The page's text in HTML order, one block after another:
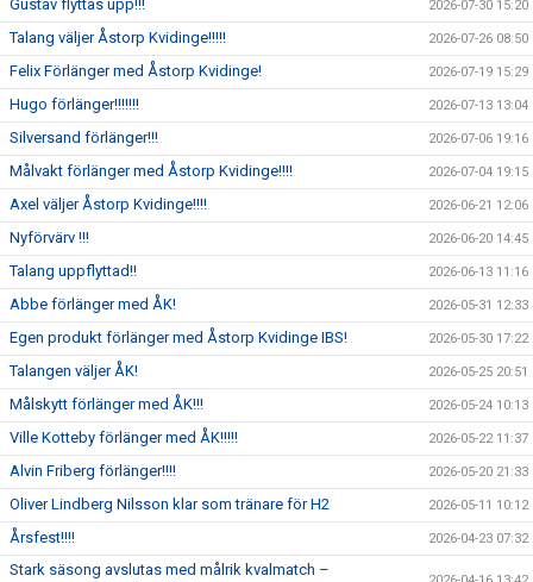
Gustav flyttas upp!!! 2026-07-30 15:20
Talang väljer Åstorp Kvidinge!!!!! 2026-07-26 08:50
Felix Förlänger med Åstorp Kvidinge! 2026-07-19 15:29
Hugo förlänger!!!!!!! 2026-07-13 13:04
Silversand förlänger!!! 2026-07-06 19:16
Målvakt förlänger med Åstorp Kvidinge!!!! 2026-07-04 19:15
Axel väljer Åstorp Kvidinge!!!! 2026-06-21 12:06
Nyförvärv !!! 2026-06-20 14:45
Talang uppflyttad!! 2026-06-13 11:16
Abbe förlänger med ÅK! 2026-05-31 12:33
Egen produkt förlänger med Åstorp Kvidinge IBS! 2026-05-30 17:22
Talangen väljer ÅK! 2026-05-25 20:51
Målskytt förlänger med ÅK!!! 2026-05-24 10:13
Ville Kotteby förlänger med ÅK!!!!! 2026-05-22 11:37
Alvin Friberg förlänger!!!! 2026-05-20 21:33
Oliver Lindberg Nilsson klar som tränare för H2 2026-05-11 10:12
Årsfest!!!! 2026-04-23 07:32
Stark säsong avslutas med målrik kvalmatch –